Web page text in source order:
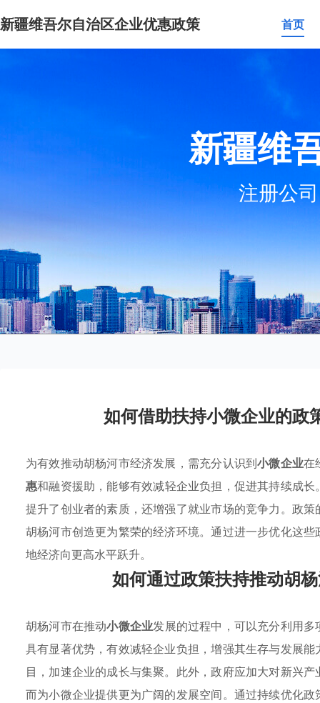
新疆维吾尔自治区企业优惠政策 首页
新疆维
注册公
如何借助扶持小微企业的政
为有效推动胡杨河市经济发展，需充分认识到小微企业在
惠和融资援助，能够有效减轻企业负担，促进其持续成
提升了创业者的素质，还增强了就业市场的竞争力。政
胡杨河市创造更为繁荣的经济环境。通过进一步优化这
地经济向更高水平跃升。
如何通过政策扶持推动胡
胡杨河市在推动小微企业发展的过程中，可以充分利用多
具有显著优势，有效减轻企业负担，增强其生存与发展
目，加速企业的成长与集聚。此外，政府应加大对新兴
而为小微企业提供更为广阔的发展空间。通过持续优化